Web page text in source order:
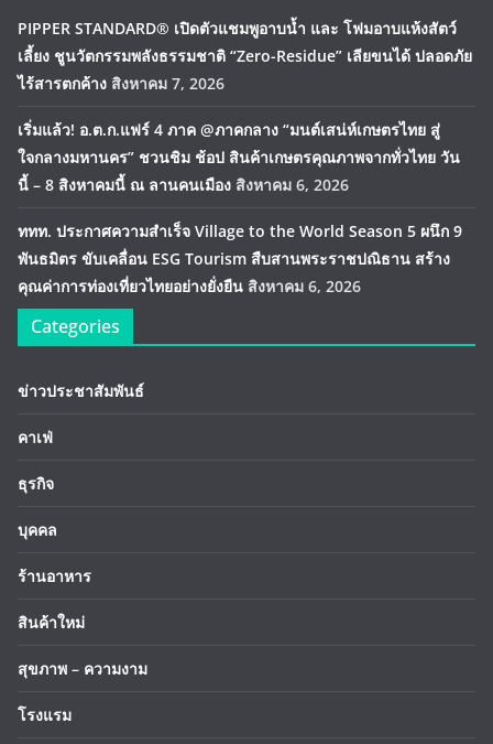
PIPPER STANDARD® เปิดตัวแชมพูอาบน้ำ และ โฟมอาบแห้งสัตว์
เลี้ยง ชูนวัตกรรมพลังธรรมชาติ “Zero-Residue” เลียขนได้ ปลอดภัย
ไร้สารตกค้าง สิงหาคม 7, 2026
เริ่มแล้ว! อ.ต.ก.แฟร์ 4 ภาค @ภาคกลาง “มนต์เสน่ห์เกษตรไทย สู่
ใจกลางมหานคร” ชวนชิม ช้อป สินค้าเกษตรคุณภาพจากทั่วไทย วัน
นี้ – 8 สิงหาคมนี้ ณ ลานคนเมือง สิงหาคม 6, 2026
ททท. ประกาศความสำเร็จ Village to the World Season 5 ผนึก 9
พันธมิตร ขับเคลื่อน ESG Tourism สืบสานพระราชปณิธาน สร้าง
คุณค่าการท่องเที่ยวไทยอย่างยั่งยืน สิงหาคม 6, 2026
Categories
ข่าวประชาสัมพันธ์
คาเฟ่
ธุรกิจ
บุคคล
ร้านอาหาร
สินค้าใหม่
สุขภาพ – ความงาม
โรงแรม